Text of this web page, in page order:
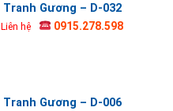
Tranh Gương – D-032
Liên hệ 0915.278.598
Tranh Gương – D-006